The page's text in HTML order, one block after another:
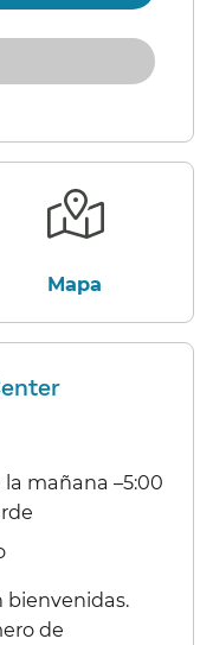
Mapa​​
la mañana –5:00
bienvenidas.
de